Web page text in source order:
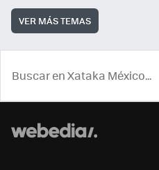
VER MÁS TEMAS